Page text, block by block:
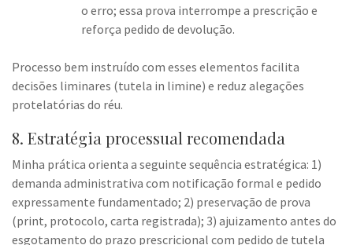
o erro; essa prova interrompe a prescrição e
reforça pedido de devolução.
Processo bem instruído com esses elementos facilita
decisões liminares (tutela in limine) e reduz alegações
protelatórias do réu.
8. Estratégia processual recomendada
Minha prática orienta a seguinte sequência estratégica: 1)
demanda administrativa com notificação formal e pedido
expressamente fundamentado; 2) preservação de prova
(print, protocolo, carta registrada); 3) ajuizamento antes do
esgotamento do prazo prescricional com pedido de tutela